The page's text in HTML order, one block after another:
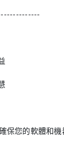
保您的軟體和機